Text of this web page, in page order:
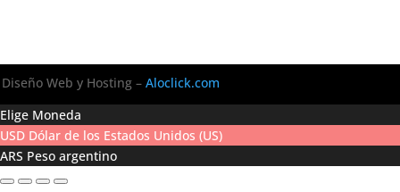
Diseño Web y Hosting –Aloclick.com
Elige Moneda
USD Dólar de los Estados Unidos (US)
ARS Peso argentino